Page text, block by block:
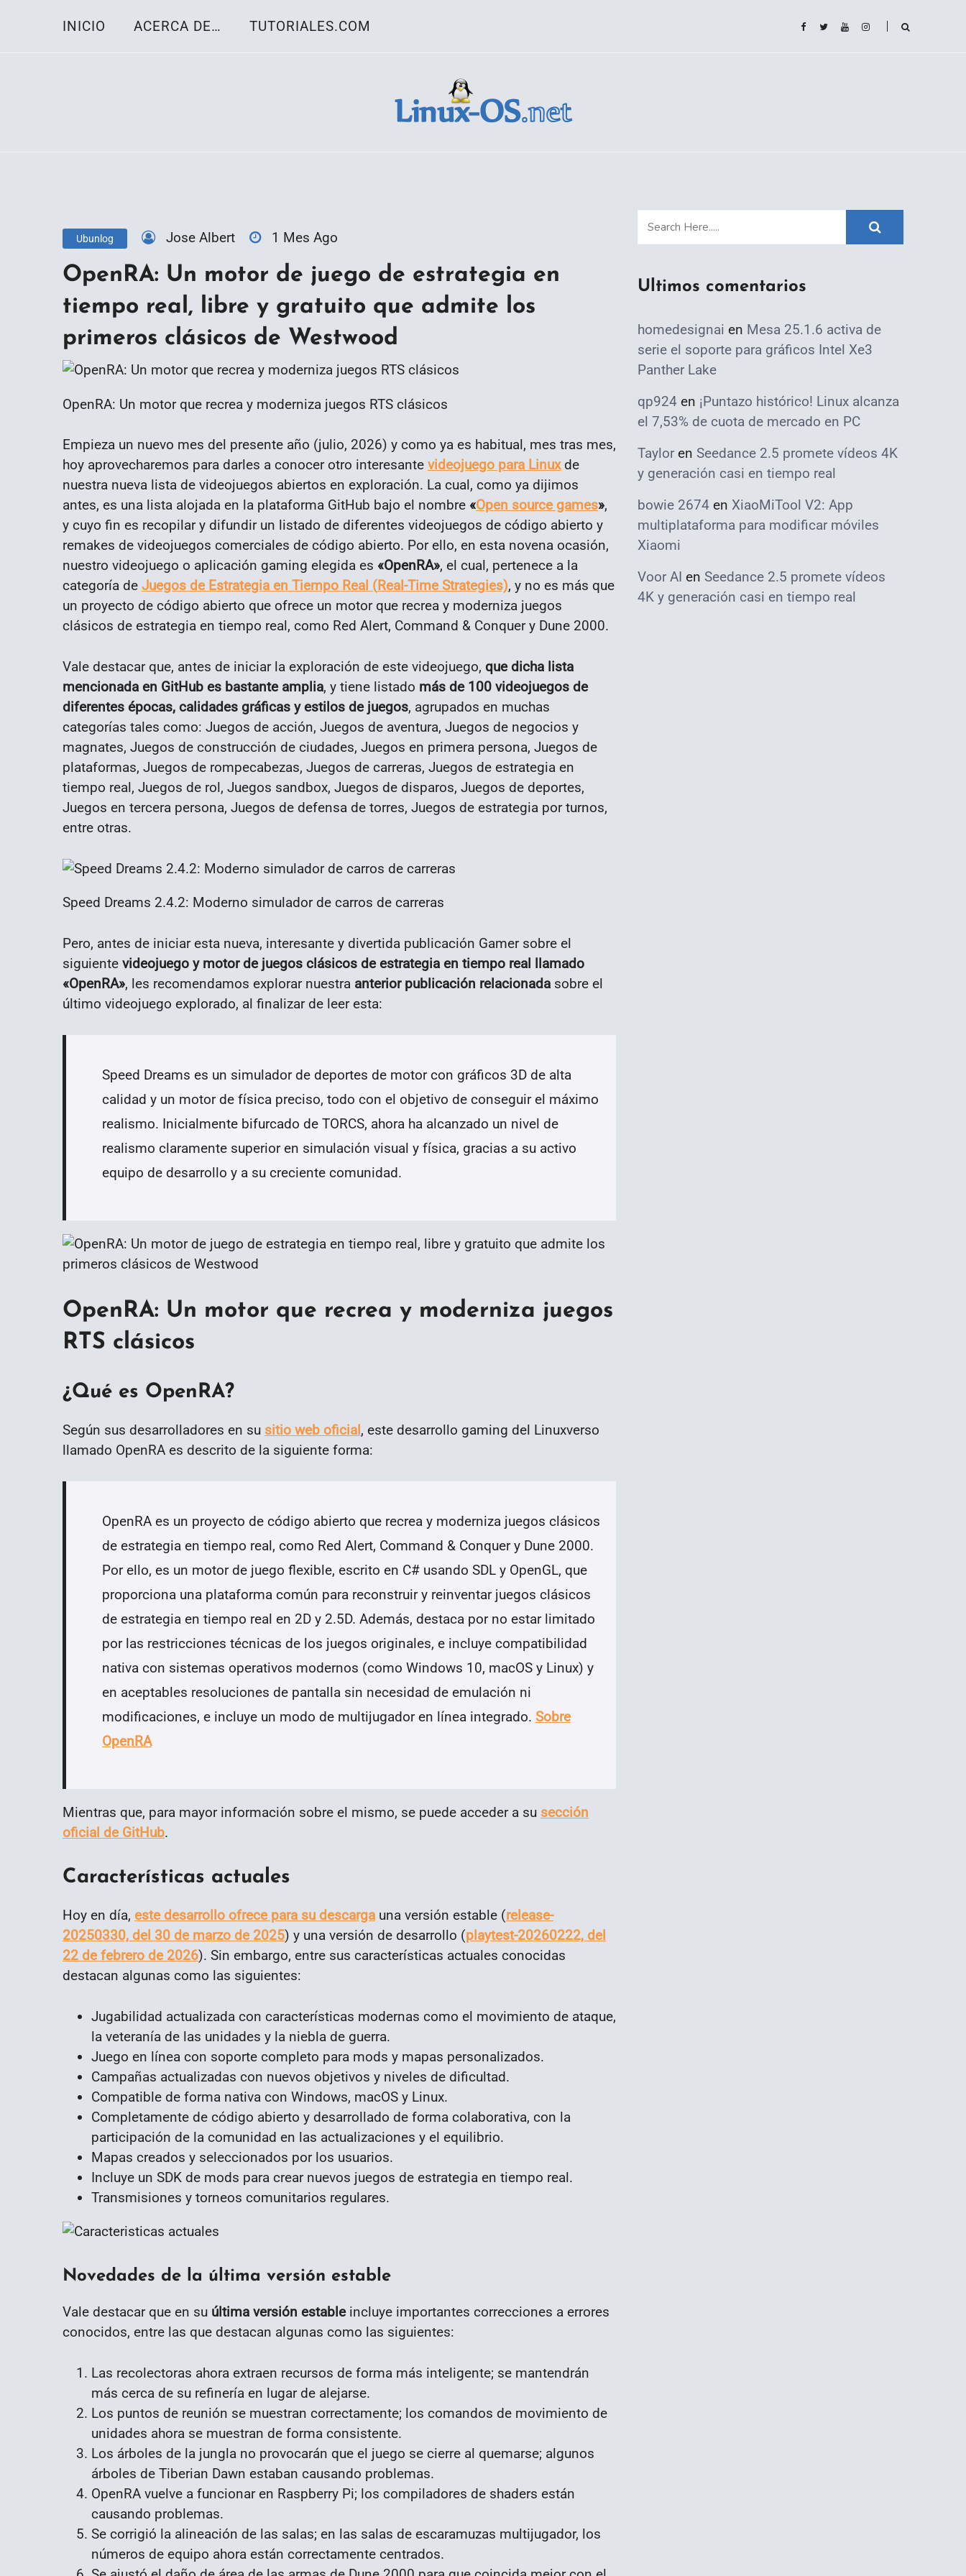
INICIO ACERCA DE… TUTORIALES.COM
Ubunlog Jose Albert 1 Mes Ago
OpenRA: Un motor de juego de estrategia en
tiempo real, libre y gratuito que admite los
primeros clásicos de Westwood
OpenRA: Un motor que recrea y moderniza juegos RTS clásicos
Empieza un nuevo mes del presente año (julio, 2026) y como ya es habitual, mes tras mes,
hoy aprovecharemos para darles a conocer otro interesante videojuego para Linuxde
nuestra nueva lista de videojuegos abiertos en exploración. La cual, como ya dijimos
antes, es una lista alojada en la plataforma GitHub bajo el nombre «Open source games»,
y cuyo fin es recopilar y difundir un listado de diferentes videojuegos de código abierto y
remakes de videojuegos comerciales de código abierto. Por ello, en esta novena ocasión,
nuestro videojuego o aplicación gaming elegida es «OpenRA», el cual, pertenece a la
categoría de Juegos de Estrategia en Tiempo Real (Real-Time Strategies), y no es más que
un proyecto de código abierto que ofrece un motor que recrea y moderniza juegos
clásicos de estrategia en tiempo real, como Red Alert, Command & Conquery Dune 2000.
Vale destacar que, antes de iniciar la exploración de este videojuego, que dicha lista
mencionada en GitHub es bastante amplia, y tiene listado más de 100 videojuegos de
diferentes épocas, calidades gráficas y estilos de juegos, agrupados en muchas
categorías tales como: Juegos de acción, Juegos de aventura, Juegos de negocios y
magnates, Juegos de construcción de ciudades, Juegos en primera persona, Juegos de
plataformas, Juegos de rompecabezas, Juegos de carreras, Juegos de estrategia en
tiempo real, Juegos de rol, Juegos sandbox, Juegos de disparos, Juegos de deportes,
Juegos en tercera persona, Juegos de defensa de torres, Juegos de estrategia por turnos,
entre otras.
Speed Dreams 2.4.2: Moderno simulador de carros de carreras
Pero, antes de iniciar esta nueva, interesante y divertida publicación Gamer sobre el
siguiente videojuego y motor de juegos clásicos de estrategia en tiempo real llamado
«OpenRA», les recomendamos explorar nuestra anterior publicación relacionada sobre el
último videojuego explorado, al finalizar de leer esta:
Speed Dreams es un simulador de deportes de motor con gráficos 3D de alta
calidad y un motor de física preciso, todo con el objetivo de conseguir el máximo
realismo. Inicialmente bifurcado de TORCS, ahora ha alcanzado un nivel de
realismo claramente superior en simulación visual y física, gracias a su activo
equipo de desarrollo y a su creciente comunidad.
OpenRA: Un motor que recrea y moderniza juegos
RTS clásicos
¿Qué es OpenRA?
Según sus desarrolladores en su sitio web oficial, este desarrollo gaming del Linuxverso
llamado OpenRA es descrito de la siguiente forma:
OpenRA es un proyecto de código abierto que recrea y moderniza juegos clásicos
de estrategia en tiempo real, como Red Alert, Command & Conquer y Dune 2000.
Por ello, es un motor de juego flexible, escrito en C# usando SDL y OpenGL, que
proporciona una plataforma común para reconstruir y reinventar juegos clásicos
de estrategia en tiempo real en 2D y 2.5D. Además, destaca por no estar limitado
por las restricciones técnicas de los juegos originales, e incluye compatibilidad
nativa con sistemas operativos modernos (como Windows 10, macOS y Linux) y
en aceptables resoluciones de pantalla sin necesidad de emulación ni
modificaciones, e incluye un modo de multijugador en línea integrado. Sobre
OpenRA
Mientras que, para mayor información sobre el mismo, se puede acceder a su sección
oficial de GitHub.
Características actuales
Hoy en día, este desarrollo ofrece para su descarga una versión estable (release-
20250330, del 30 de marzo de 2025) y una versión de desarrollo (playtest-20260222, del
22 de febrero de 2026). Sin embargo, entre sus características actuales conocidas
destacan algunas como las siguientes:
Jugabilidad actualizada con características modernas como el movimiento de ataque,
la veteranía de las unidades y la niebla de guerra.
Juego en línea con soporte completo para mods y mapas personalizados.
Campañas actualizadas con nuevos objetivos y niveles de dificultad.
Compatible de forma nativa con Windows, macOS y Linux.
Completamente de código abierto y desarrollado de forma colaborativa, con la
participación de la comunidad en las actualizaciones y el equilibrio.
Mapas creados y seleccionados por los usuarios.
Incluye un SDK de mods para crear nuevos juegos de estrategia en tiempo real.
Transmisiones y torneos comunitarios regulares.
Novedades de la última versión estable
Vale destacar que en su última versión estableincluye importantes correcciones a errores
conocidos, entre las que destacan algunas como las siguientes:
Las recolectoras ahora extraen recursos de forma más inteligente; se mantendrán
más cerca de su refinería en lugar de alejarse.
Los puntos de reunión se muestran correctamente; los comandos de movimiento de
unidades ahora se muestran de forma consistente.
Los árboles de la jungla no provocarán que el juego se cierre al quemarse; algunos
árboles de Tiberian Dawn estaban causando problemas.
OpenRA vuelve a funcionar en Raspberry Pi; los compiladores de shaders están
causando problemas.
Se corrigió la alineación de las salas; en las salas de escaramuzas multijugador, los
números de equipo ahora están correctamente centrados.
Ultimos comentarios
homedesignai en Mesa 25.1.6 activa de
serie el soporte para gráficos Intel Xe3
Panther Lake
qp924 en ¡Puntazo histórico! Linux alcanza
el 7,53% de cuota de mercado en PC
Taylor en Seedance 2.5 promete vídeos 4K
y generación casi en tiempo real
bowie 2674 en XiaoMiTool V2: App
multiplataforma para modificar móviles
Xiaomi
Voor AI en Seedance 2.5 promete vídeos
4K y generación casi en tiempo real